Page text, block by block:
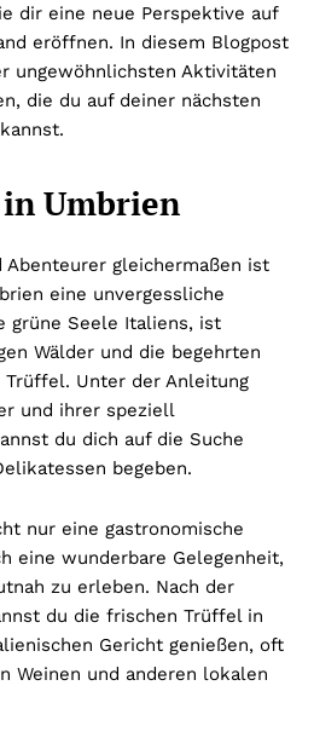
dir eine neue Perspektive auf
eröffnen. In diesem Blogpost
ungewöhnlichsten Aktivitäten
die du auf deiner nächsten
Umbrien
Abenteurer gleichermaßen ist
eine unvergessliche
grüne Seele Italiens, ist
Wälder und die begehrten
Unter der Anleitung
und ihrer speziell
du dich auf die Suche
begeben.
nur eine gastronomische
eine wunderbare Gelegenheit,
zu erleben. Nach der
du die frischen Trüffel in
Gericht genießen, oft
Weinen und anderen lokalen